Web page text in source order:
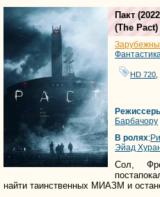
Пакт
(The Pact)
Фантастика
HD 720
Барбачору
В ролях:
Эйад
Сол,
найти таинственных МИАЗМ и